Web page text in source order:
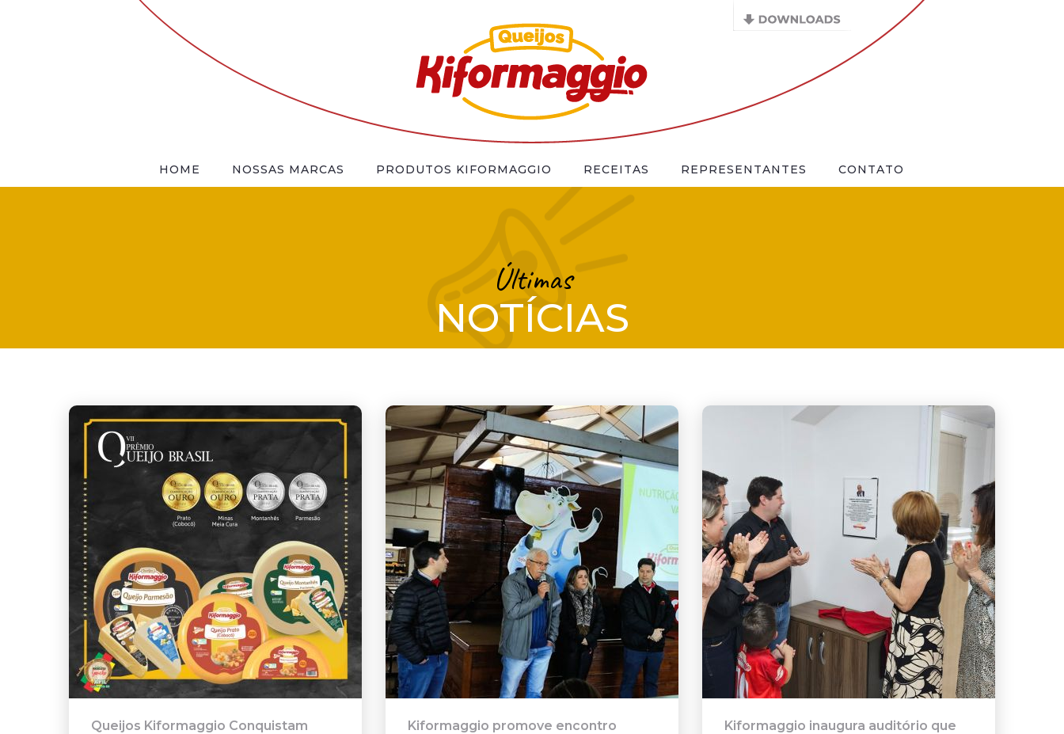
HOME NOSSAS MARCAS PRODUTOS KIFORMAGGIO RECEITAS REPRESENTANTES CONTATO
Últimas
NOTÍCIAS
Queijos Kiformaggio Conquistam
Kiformaggio promove encontro
Kiformaggio inaugura auditório que